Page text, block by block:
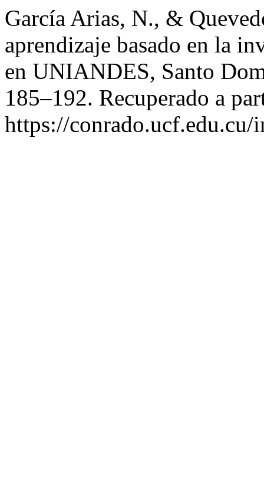
García Arias, N., &
aprendizaje basado en la
en UNIANDES, Santo
185–192. Recuperado a
https://